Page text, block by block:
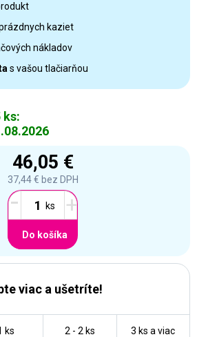
kaziet
nákladov
s vašou tlačiarňou
ks:
46,05 €
37,44 € bez DPH
- +
Do košíka
viac a ušetríte!
3 ks a viac
2 - 2 ks
ks